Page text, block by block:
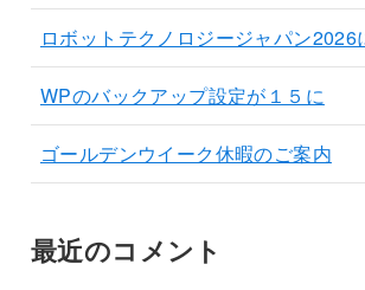
ロボットテクノロジージャパン2026
WPのバックアップ設定が１５に
ゴールデンウイーク休暇のご案内
最近のコメント